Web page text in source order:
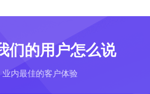
们的用户怎么说
业内最佳的客户体验